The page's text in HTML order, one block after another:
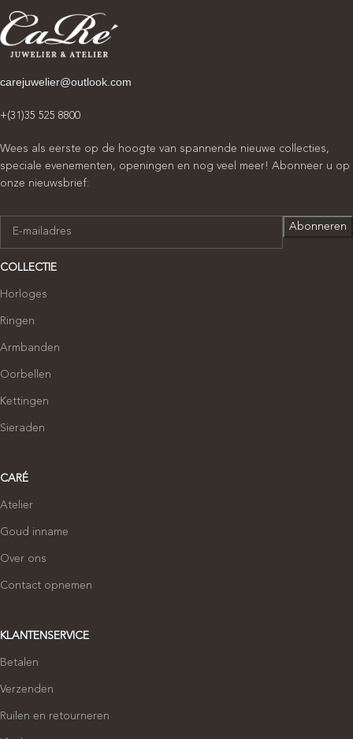
carejuwelier@outlook.com
+(31)35 525 8800
Wees als eerste op de hoogte van spannende nieuwe collecties,
speciale evenementen, openingen en nog veel meer! Abonneer u op
onze nieuwsbrief:
COLLECTIE
Horloges
Ringen
Armbanden
Oorbellen
Kettingen
Sieraden
CARÉ
Atelier
Goud inname
Over ons
Contact opnemen
KLANTENSERVICE
Betalen
Verzenden
Ruilen en retourneren